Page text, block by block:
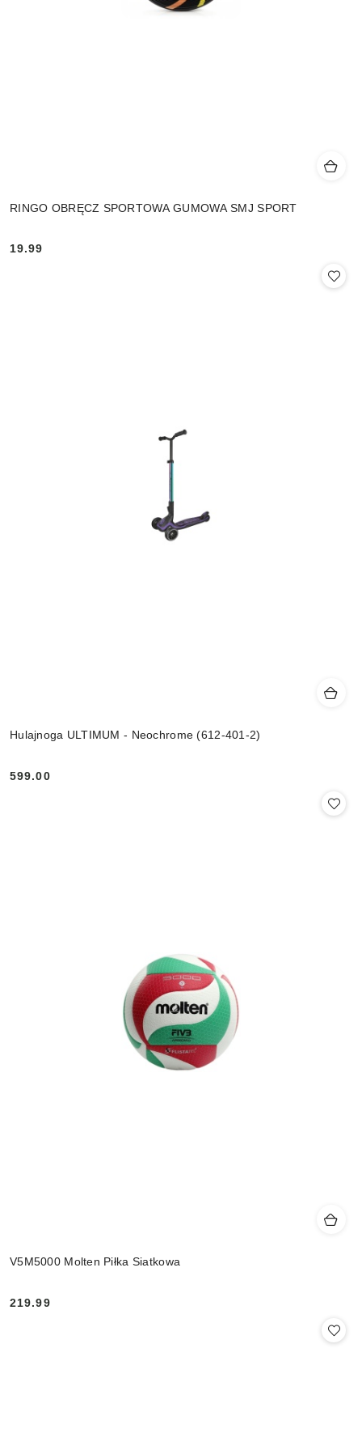
RINGO OBRĘCZ SPORTOWA GUMOWA SMJ SPORT
Cena:
19.99
Hulajnoga ULTIMUM - Neochrome (612-401-2)
Cena:
599.00
V5M5000 Molten Piłka Siatkowa
Cena:
219.99